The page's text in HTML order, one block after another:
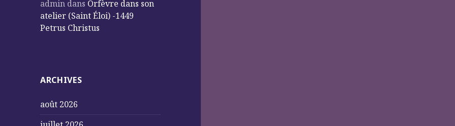
admin dans Orfèvre dans son
atelier (Saint Éloi) -1449
Petrus Christus
ARCHIVES
août 2026